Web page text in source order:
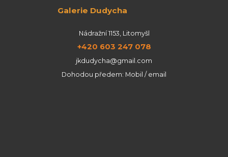
Galerie Dudycha
Nádražní 1153, Litomyšl
+420 603 247 078
jkdudycha@gmail.com
Dohodou předem: Mobil / email